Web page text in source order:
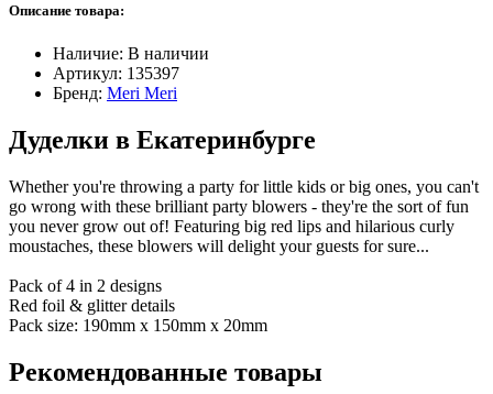
Описание товара:
Наличие: В наличии
Артикул: 135397
Бренд: Meri Meri
Дуделки в Екатеринбурге
Whether you're throwing a party for little kids or big ones, you can't
go wrong with these brilliant party blowers - they're the sort of fun
you never grow out of! Featuring big red lips and hilarious curly
moustaches, these blowers will delight your guests for sure...
Pack of 4 in 2 designs
Red foil & glitter details
Pack size: 190mm x 150mm x 20mm
Рекомендованные товары